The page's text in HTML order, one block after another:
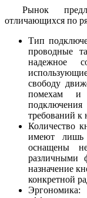
Рынок
отличающихся по
Тип
проводные
надежное
свободу
помехам и
требований к
Количество
имеют лишь
оснащены
различными
назначение
конкретной